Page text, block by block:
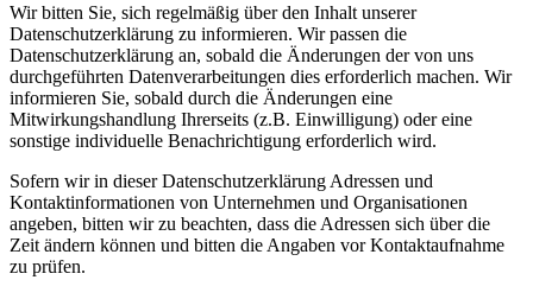
Wir bitten Sie, sich regelmäßig über den Inhalt unserer
Datenschutzerklärung zu informieren. Wir passen die
Datenschutzerklärung an, sobald die Änderungen der von uns
durchgeführten Datenverarbeitungen dies erforderlich machen. Wir
informieren Sie, sobald durch die Änderungen eine
Mitwirkungshandlung Ihrerseits (z.B. Einwilligung) oder eine
sonstige individuelle Benachrichtigung erforderlich wird.
Sofern wir in dieser Datenschutzerklärung Adressen und
Kontaktinformationen von Unternehmen und Organisationen
angeben, bitten wir zu beachten, dass die Adressen sich über die
Zeit ändern können und bitten die Angaben vor Kontaktaufnahme
zu prüfen.